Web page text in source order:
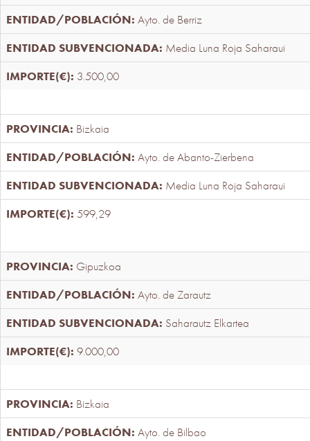
Ayto. de Berriz
Media Luna Roja Saharaui
3.500,00
Bizkaia
Ayto. de Abanto-Zierbena
Media Luna Roja Saharaui
599,29
Gipuzkoa
Ayto. de Zarautz
Saharautz Elkartea
9.000,00
Bizkaia
Ayto. de Bilbao